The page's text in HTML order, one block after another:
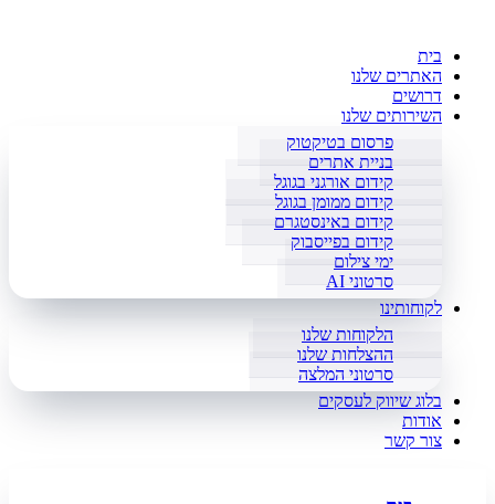
בית
האתרים שלנו
דרושים
השירותים שלנו
פרסום בטיקטוק
בניית אתרים
קידום אורגני בגוגל
קידום ממומן בגוגל
קידום באינסטגרם
קידום בפייסבוק
ימי צילום
סרטוני AI
לקוחותינו
הלקוחות שלנו
ההצלחות שלנו
סרטוני המלצה
בלוג שיווק לעסקים
אודות
צור קשר